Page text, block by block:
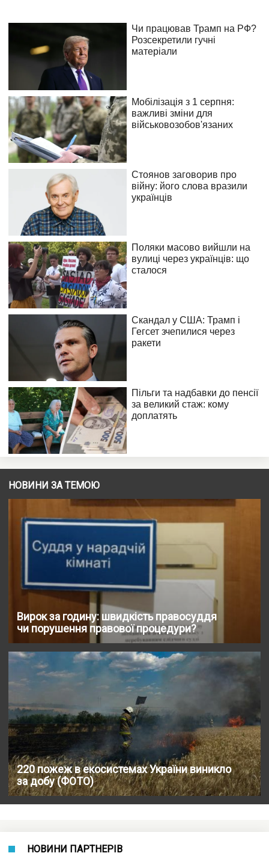
НОВИНИ ЗА ТЕМОЮ
Вирок за годину: швидкість правосуддя
чи порушення правової процедури?
220 пожеж в екосистемах України виникло
за добу (ФОТО)
НОВИНИ ПАРТНЕРІВ